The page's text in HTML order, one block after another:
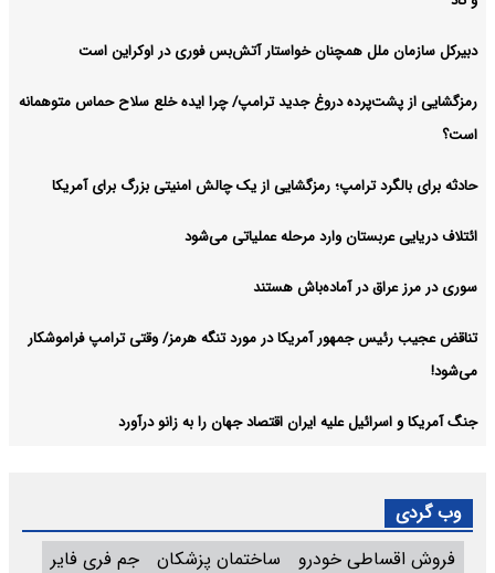
دبیرکل سازمان ملل همچنان خواستار آتش‌بس فوری در اوکراین است
رمزگشایی از پشت‌پرده دروغ جدید ترامپ/ چرا ایده خلع سلاح حماس متوهمانه
است؟
حادثه برای بالگرد ترامپ؛ رمزگشایی از یک چالش امنیتی بزرگ برای آمریکا
ائتلاف دریایی عربستان وارد مرحله عملیاتی می‌شود
سوری در مرز عراق در آماده‌باش هستند
تناقض عجیب رئیس جمهور آمریکا در مورد تنگه هرمز/ وقتی ترامپ فراموشکار
می‌شود!
جنگ آمریکا و اسرائیل علیه ایران اقتصاد جهان را به زانو درآورد
وب گردی
فروش اقساطی خودرو
ساختمان پزشکان جم فری فایر